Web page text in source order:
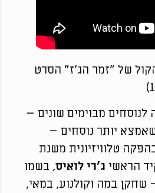
של "זמר הג'ז" הסרט
מבוימים שונים –
יותר נוסחים –
טלוויזיונית משנת
ג'רי לואיס, בשמו
שחקן במה וקולנוע, במאי,